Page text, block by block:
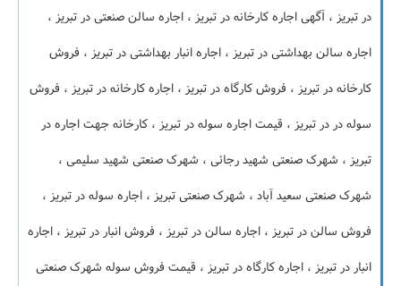
در تبریز ، آگهی اجاره کارخانه در تبریز ، اجاره سالن صنعتی در تبریز ،
اجاره سالن بهداشتی در تبریز ، اجاره انبار بهداشتی در تبریز ، فروش
کارخانه در تبریز ، فروش کارگاه در تبریز ، اجاره کارخانه در تبریز ، فروش
سوله در در تبریز ، قیمت اجاره سوله در تبریز ، کارخانه جهت اجاره در
تبریز ، شهرک صنعتی شهید رجائی ، شهرک صنعتی شهید سلیمی ،
شهرک صنعتی سعید آباد ، شهرک صنعتی تبریز ، اجاره سوله در تبریز ،
فروش سالن در تبریز ، اجاره سالن در تبریز ، فروش انبار در تبریز ، اجاره
انبار در تبریز ، اجاره کارگاه در تبریز ، قیمت فروش سوله شهرک صنعتی